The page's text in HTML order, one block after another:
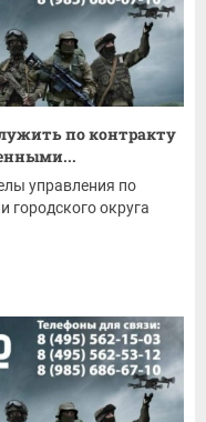
по контракту
управления по
городского округа